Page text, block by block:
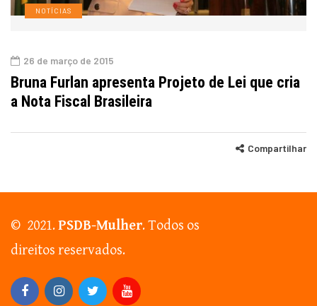
NOTÍCIAS
26 de março de 2015
Bruna Furlan apresenta Projeto de Lei que cria
a Nota Fiscal Brasileira
Compartilhar
© 2021.PSDB-Mulher. Todos os
direitos reservados.